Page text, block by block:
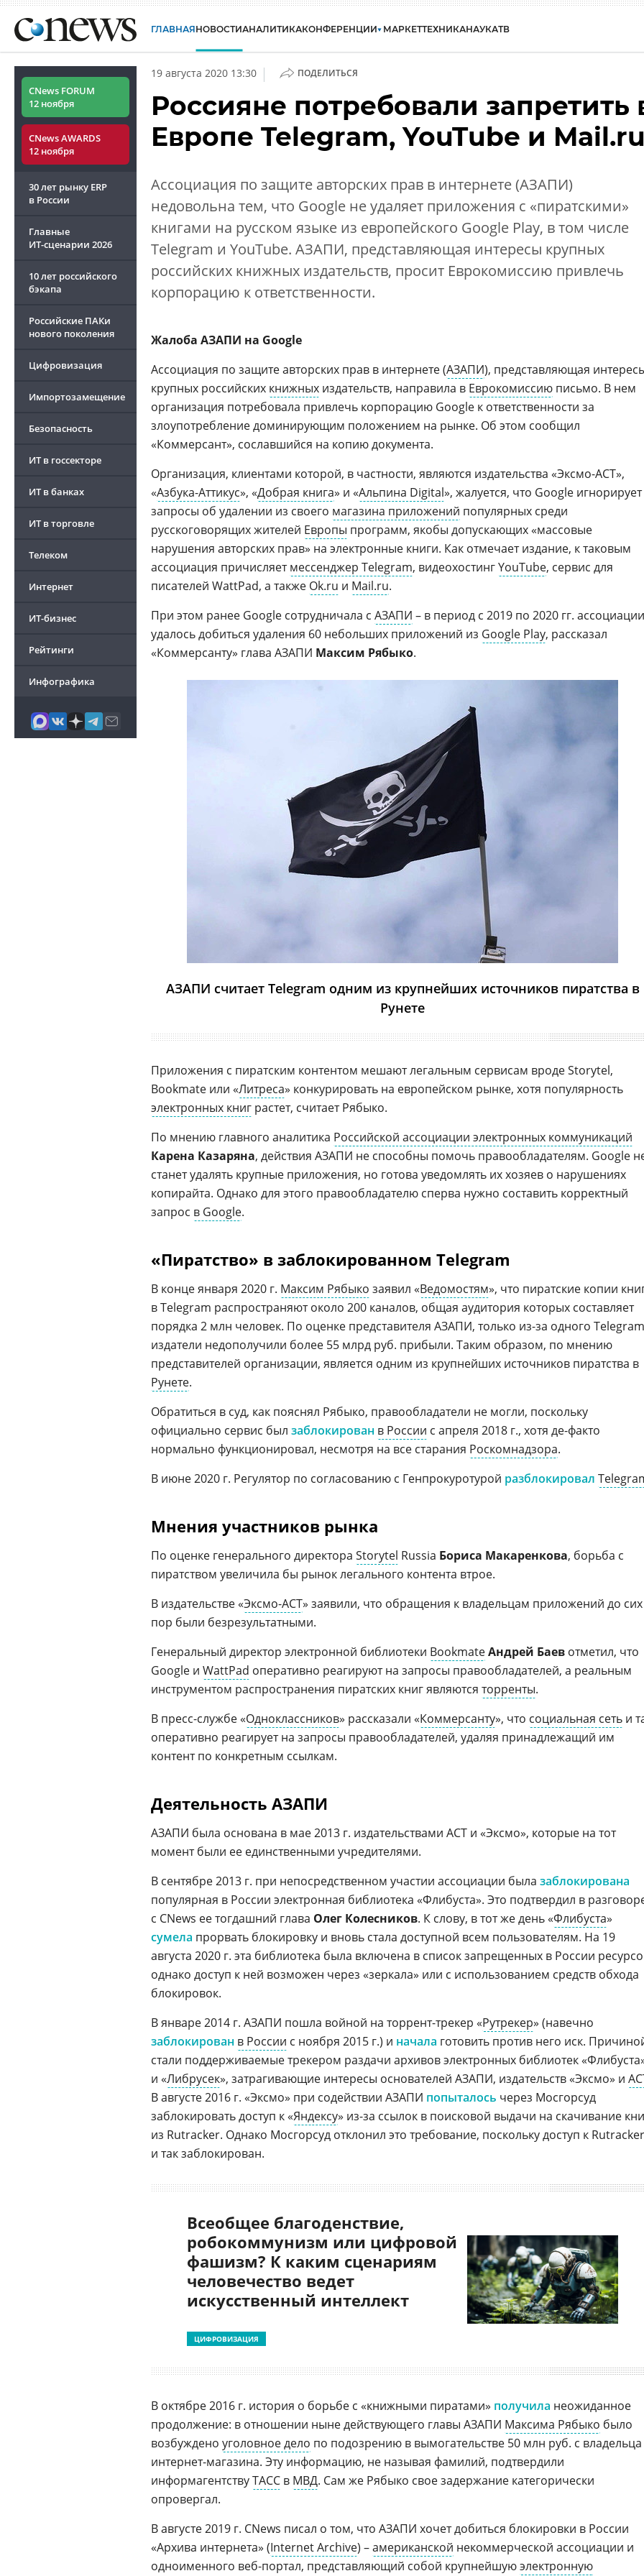
ГЛАВНАЯНОВОСТИАНАЛИТИКАКОНФЕРЕНЦИИ МАРКЕТТЕХНИКАНАУКАТВ
CNews FORUM
12 ноября
CNews AWARDS
12 ноября
30 лет рынку ERP
в России
Главные
ИТ-сценарии 2026
10 лет российского
бэкапа
Российские ПАКи
нового поколения
Цифровизация
Импортозамещение
Безопасность
ИТ в госсекторе
ИТ в банках
ИТ в торговле
Телеком
Интернет
ИТ-бизнес
Рейтинги
Инфографика
19 августа 2020 13:30 | ПОДЕЛИТЬСЯ
Россияне потребовали запретить
Европе Telegram, YouTube и
Ассоциация по защите авторских прав в интернете (АЗАПИ)
недовольна тем, что Google не удаляет приложения с «пиратскими»
книгами на русском языке из европейского Google Play, в том числе
Telegram и YouTube. АЗАПИ, представляющая интересы крупных
российских книжных издательств, просит Еврокомиссию привлечь
корпорацию к ответственности.
Жалоба АЗАПИ на Google
Ассоциация по защите авторских прав в интернете (АЗАПИ), представляющая
крупных российских книжных издательств, направила в Еврокомиссию письмо. В нем
организация потребовала привлечь корпорацию Google к ответственности за
злоупотребление доминирующим положением на рынке. Об этом сообщил
«Коммерсант», сославшийся на копию документа.
Организация, клиентами которой, в частности, являются издательства «Эксмо-АСТ»,
«Азбука-Аттикус», «Добрая книга» и «Альпина Digital», жалуется, что Google игнорирует
запросы об удалении из своего магазина приложений популярных среди
русскоговорящих жителей Европы программ, якобы допускающих «массовые
нарушения авторских прав» на электронные книги. Как отмечает издание, к таковым
ассоциация причисляетмессенджер Telegram, видеохостингYouTube, сервис для
писателей WattPad, а также Ok.ru и Mail.ru.
При этом ранее Google сотрудничала с АЗАПИ – в период с 2019 по 2020 гг. ассоциации
удалось добиться удаления 60 небольших приложений из Google Play, рассказал
«Коммерсанту» глава АЗАПИ Максим Рябыко.
АЗАПИ считает Telegram одним из крупнейших источников пиратства в
Рунете
Приложения с пиратским контентом мешают легальным сервисам вроде Storytel,
Bookmate или «Литреса» конкурировать на европейском рынке, хотя популярность
электронных книг растет, считает Рябыко.
По мнению главного аналитика Российской ассоциации электронных коммуникаций
Карена Казаряна, действия АЗАПИ не способны помочь правообладателям. Google
станет удалять крупные приложения, но готова уведомлять их хозяев о нарушениях
копирайта. Однако для этого правообладателю сперва нужно составить корректный
запрос в Google.
«Пиратство» в заблокированном Telegram
В конце января 2020 г. Максим Рябыко заявил «Ведомостям», что пиратские копии
в Telegram распространяют около 200 каналов, общая аудитория которых составляет
порядка 2 млн человек. По оценке представителя АЗАПИ, только из-за одного Telegram
издатели недополучили более 55 млрд руб. прибыли. Таким образом, по мнению
представителей организации, является одним из крупнейших источников пиратства в
Рунете.
Обратиться в суд, как пояснял Рябыко, правообладатели не могли, поскольку
официально сервис был заблокирован в России с апреля 2018 г., хотя де-факто
нормально функционировал, несмотря на все старания Роскомнадзора.
В июне 2020 г. Регулятор по согласованию с Генпрокуротурой разблокировал
Мнения участников рынка
По оценке генерального директора Storytel Russia Бориса Макаренкова, борьба с
пиратством увеличила бы рынок легального контента втрое.
В издательстве «Эксмо-АСТ» заявили, что обращения к владельцам приложений до сих
пор были безрезультатными.
Генеральный директор электронной библиотеки BookmateАндрей Баев отметил, что
Google и WattPad оперативно реагируют на запросы правообладателей, а реальным
инструментом распространения пиратских книг являются торренты.
В пресс-службе «Одноклассников» рассказали «Коммерсанту», что социальная сеть и
оперативно реагирует на запросы правообладателей, удаляя принадлежащий им
контент по конкретным ссылкам.
Деятельность АЗАПИ
АЗАПИ была основана в мае 2013 г. издательствами АСТ и «Эксмо», которые на тот
момент были ее единственными учредителями.
В сентябре 2013 г. при непосредственном участии ассоциации была заблокирована
популярная в России электронная библиотека «Флибуста». Это подтвердил в
с CNews ее тогдашний глава Олег Колесников. К слову, в тот же день «Флибуста»
сумела прорвать блокировку и вновь стала доступной всем пользователям. На 19
августа 2020 г. эта библиотека была включена в список запрещенных в России
однако доступ к ней возможен через «зеркала» или с использованием средств обхода
блокировок.
В январе 2014 г. АЗАПИ пошла войной на торрент-трекер «Рутрекер» (навечно
заблокирован в России с ноября 2015 г.) и начала готовить против него иск.
стали поддерживаемые трекером раздачи архивов электронных библиотек
и «Либрусек», затрагивающие интересы основателей АЗАПИ, издательств «Эксмо» и
В августе 2016 г. «Эксмо» при содействии АЗАПИ попыталось через Мосгорсуд
заблокировать доступ к «Яндексу» из-за ссылок в поисковой выдачи на скачивание
из Rutracker. Однако Мосгорсуд отклонил это требование, поскольку доступ к Rutracker
и так заблокирован.
Всеобщее благоденствие,
робокоммунизм или цифровой
фашизм? К каким сценариям
человечество ведет
искусственный интеллект
ЦИФРОВИЗАЦИЯ
В октябре 2016 г. история о борьбе с «книжными пиратами» получила неожиданное
продолжение: в отношении ныне действующего главы АЗАПИ Максима Рябыко было
возбуждено уголовное дело по подозрению в вымогательстве 50 млн руб. с владельца
интернет-магазина. Эту информацию, не называя фамилий, подтвердили
информагентствуТАСС в МВД. Сам же Рябыко свое задержание категорически
опровергал.
В августе 2019 г. CNews писал о том, что АЗАПИ хочет добиться блокировки в России
«Архива интернета» (Internet Archive) –американской некоммерческой ассоциации и
одноименного веб-портал, представляющий собой крупнейшуюэлектронную